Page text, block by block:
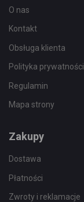
O nas
Kontakt
Obsługa klienta
Polityka prywatności
Regulamin
Mapa strony
Zakupy
Dostawa
Płatności
Zwroty i reklamacje